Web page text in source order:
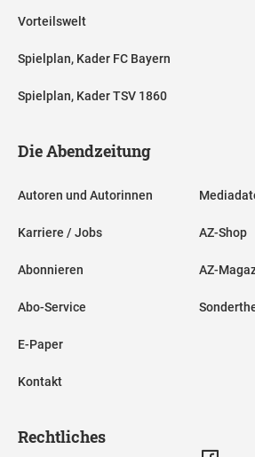
Vorteilswelt
Spielplan, Kader FC Bayern
Spielplan, Kader TSV 1860
Die Abendzeitung
Autoren und Autorinnen
Karriere / Jobs
Abonnieren
Abo-Service
E-Paper
Kontakt
AZ-Shop
AZ-
Rechtliches